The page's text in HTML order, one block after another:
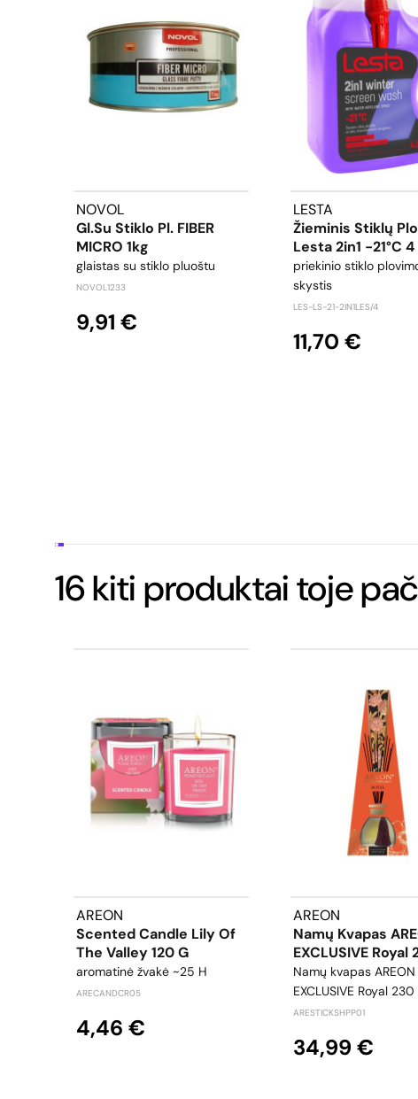
NOVOL
Gl.su Stiklo Pl. FIBER
MICRO 1kg
glaistas su stiklo pluoštu
NOVOL1233
9,91 €
LESTA
Žieminis Stiklų
Lesta 2in1 -21°C 4
priekinio stiklo
skystis
LES-LS-21-2IN1LES/4
11,70 €
16 kiti produktai toje
AREON
Scented Candle Lily Of
The Valley 120 G
aromatinė žvakė ~25 H
ARECANDCR05
4,46 €
AREON
Namų Kvapas
EXCLUSIVE Royal
Namų kvapas AREON
EXCLUSIVE Royal
ARESTICKSHPP01
34,99 €